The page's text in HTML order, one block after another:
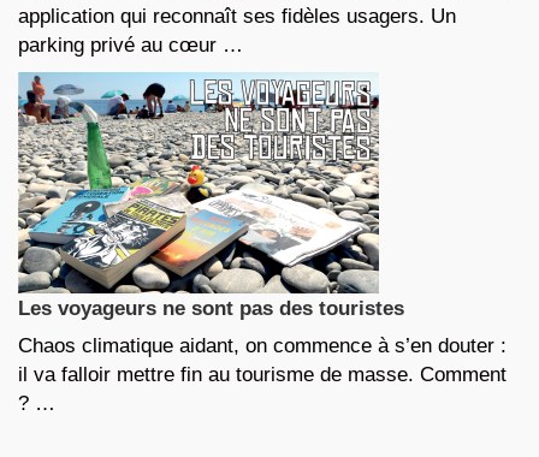
application qui reconnaît ses fidèles usagers. Un
parking privé au cœur …
Les voyageurs ne sont pas des touristes
Chaos climatique aidant, on commence à s’en douter :
il va falloir mettre fin au tourisme de masse. Comment
? …